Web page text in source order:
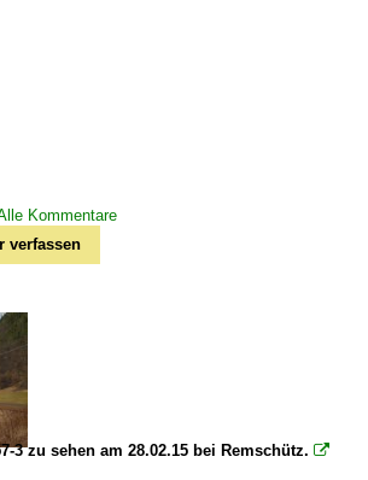
Kommentare
verfassen
3 zu sehen am 28.02.15 bei Remschütz. 